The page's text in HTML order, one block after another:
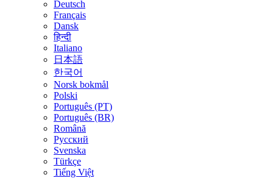
Deutsch
Français
Dansk
हिन्दी
Italiano
日本語
한국어
Norsk bokmål
Polski
Português (PT)
Português (BR)
Română
Русский
Svenska
Türkçe
Tiếng Việt